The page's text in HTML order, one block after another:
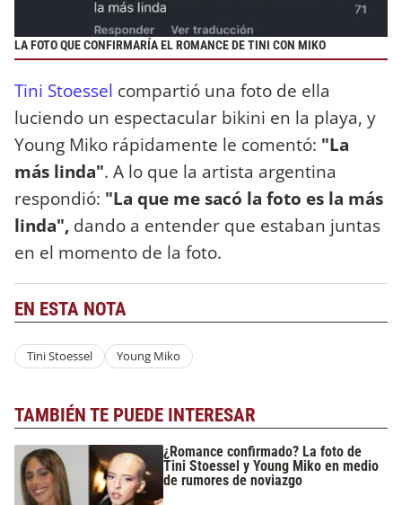
LA FOTO QUE CONFIRMARÍA EL ROMANCE DE TINI CON MIKO
Tini Stoessel compartió una foto de ella
luciendo un espectacular bikini en la playa, y
Young Miko rápidamente le comentó: "La
más linda". A lo que la artista argentina
respondió: "La que me sacó la foto es la más
linda", dando a entender que estaban juntas
en el momento de la foto.
EN ESTA NOTA
Tini Stoessel Young Miko
TAMBIÉN TE PUEDE INTERESAR
¿Romance confirmado? La foto de
Tini Stoessel y Young Miko en medio
de rumores de noviazgo